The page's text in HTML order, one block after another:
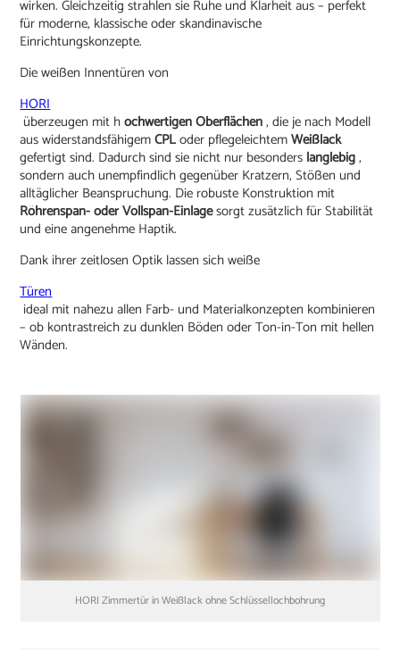
wirken. Gleichzeitig strahlen sie Ruhe und Klarheit aus – perfekt
für moderne, klassische oder skandinavische
Einrichtungskonzepte.
Die weißen Innentüren von
HORI
überzeugen mit hochwertigen Oberflächen, die je nach Modell
aus widerstandsfähigemCPLoder pflegeleichtemWeißlack
gefertigt sind. Dadurch sind sie nicht nur besonders langlebig,
sondern auch unempfindlich gegenüber Kratzern, Stößen und
alltäglicher Beanspruchung. Die robuste Konstruktion mit
Röhrenspan- oder Vollspan-Einlagesorgt zusätzlich für Stabilität
und eine angenehme Haptik.
Dank ihrer zeitlosen Optik lassen sich weiße
Türen
ideal mit nahezu allen Farb- und Materialkonzepten kombinieren
– ob kontrastreich zu dunklen Böden oder Ton-in-Ton mit hellen
Wänden.
HORI Zimmertür in Weißlack ohne Schlüssellochbohrung